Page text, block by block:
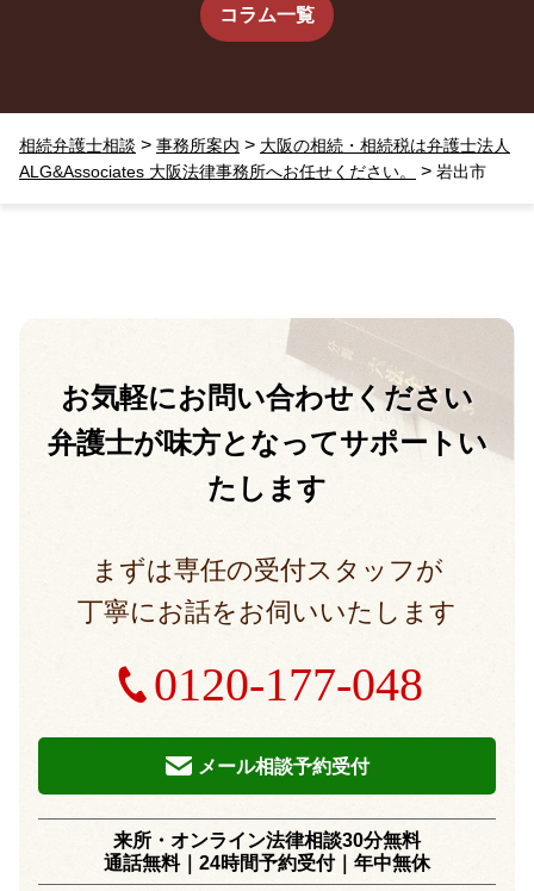
生前に相続放棄すると約束した念書は有効か？
相続放棄した結果、思い出の詰まったこの家から追
い出されました。
コラム一覧
相続弁護士相談 > 事務所案内 > 大阪の相続・相続税は弁護士法人
ALG&Associates 大阪法律事務所へお任せください。
> 岩出市
お気軽にお問い合わせください
弁護士が味方となってサポートい
たします
まずは専任の受付スタッフが
丁寧にお話をお伺いいたします
0120-177-048
メール相談予約受付
来所・オンライン法律相談30分無料
通話無料｜24時間予約受付｜年中無休